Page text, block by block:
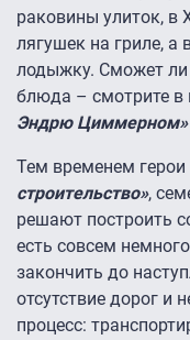
раковины улиток, в
лягушек на гриле, а
лодыжку. Сможет
блюда – смотрите в
Эндрю Циммерном»
Тем временем
строительство»,
решают построить
есть совсем
закончить до
отсутствие дорог и
процесс: